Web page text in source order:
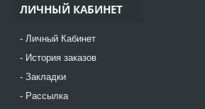
ЛИЧНЫЙ КАБИНЕТ
Личный Кабинет
История заказов
Закладки
Рассылка